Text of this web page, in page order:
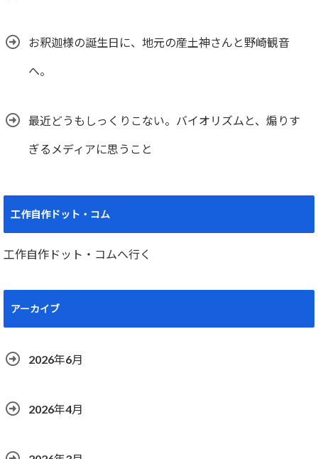
お釈迦様の誕生日に、地元の産土神さんと野崎観音
へ。
最近どうもしっくりこない。バイオリズムと、煽りす
ぎるメディアに思うこと
工作自作ドット・コム
工作自作ドット・コムへ行く
アーカイブ
2026年6月
2026年4月